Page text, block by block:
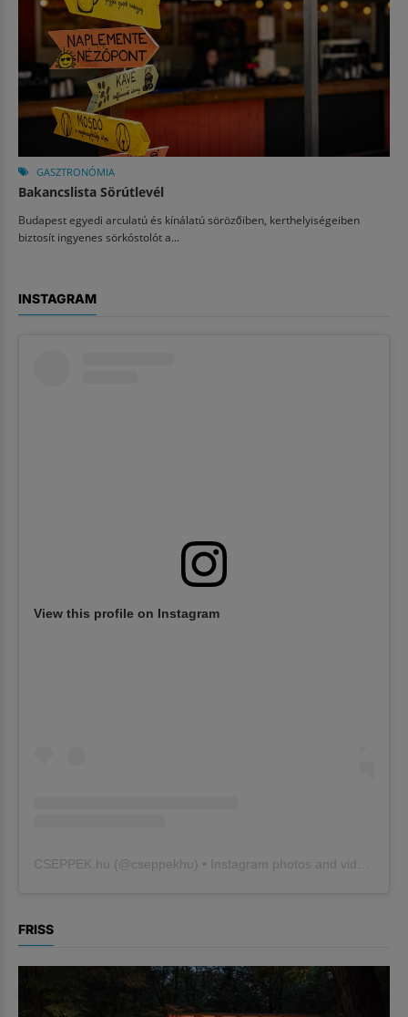
GASZTRONÓMIA
Bakancslista Sörútlevél
Budapest egyedi arculatú és kínálatú sörözőiben, kerthelyiségeiben
biztosít ingyenes sörkóstolót a...
INSTAGRAM
View this profile on Instagram
CSEPPEK.hu (@cseppekhu ) • Instagram photos and videos
FRISS